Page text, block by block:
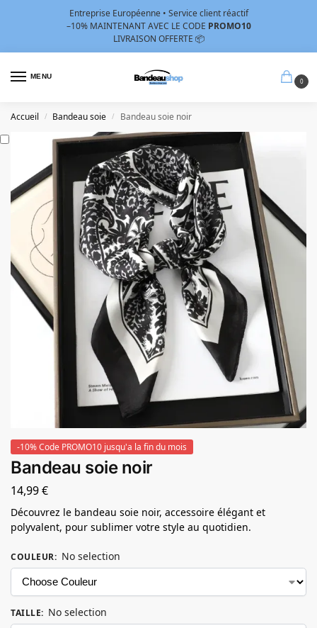
Entreprise Européenne • Service client réactif
–10% MAINTENANT AVEC LE CODE PROMO10
LIVRAISON OFFERTE 📦
MENU
0
Accueil / Bandeau soie / Bandeau soie noir
-10% Code PROMO10 jusqu'a la fin du mois
Bandeau soie noir
14,99€
Découvrez le bandeau soie noir, accessoire élégant et
polyvalent, pour sublimer votre style au quotidien.
COULEUR: No selection
TAILLE: No selection